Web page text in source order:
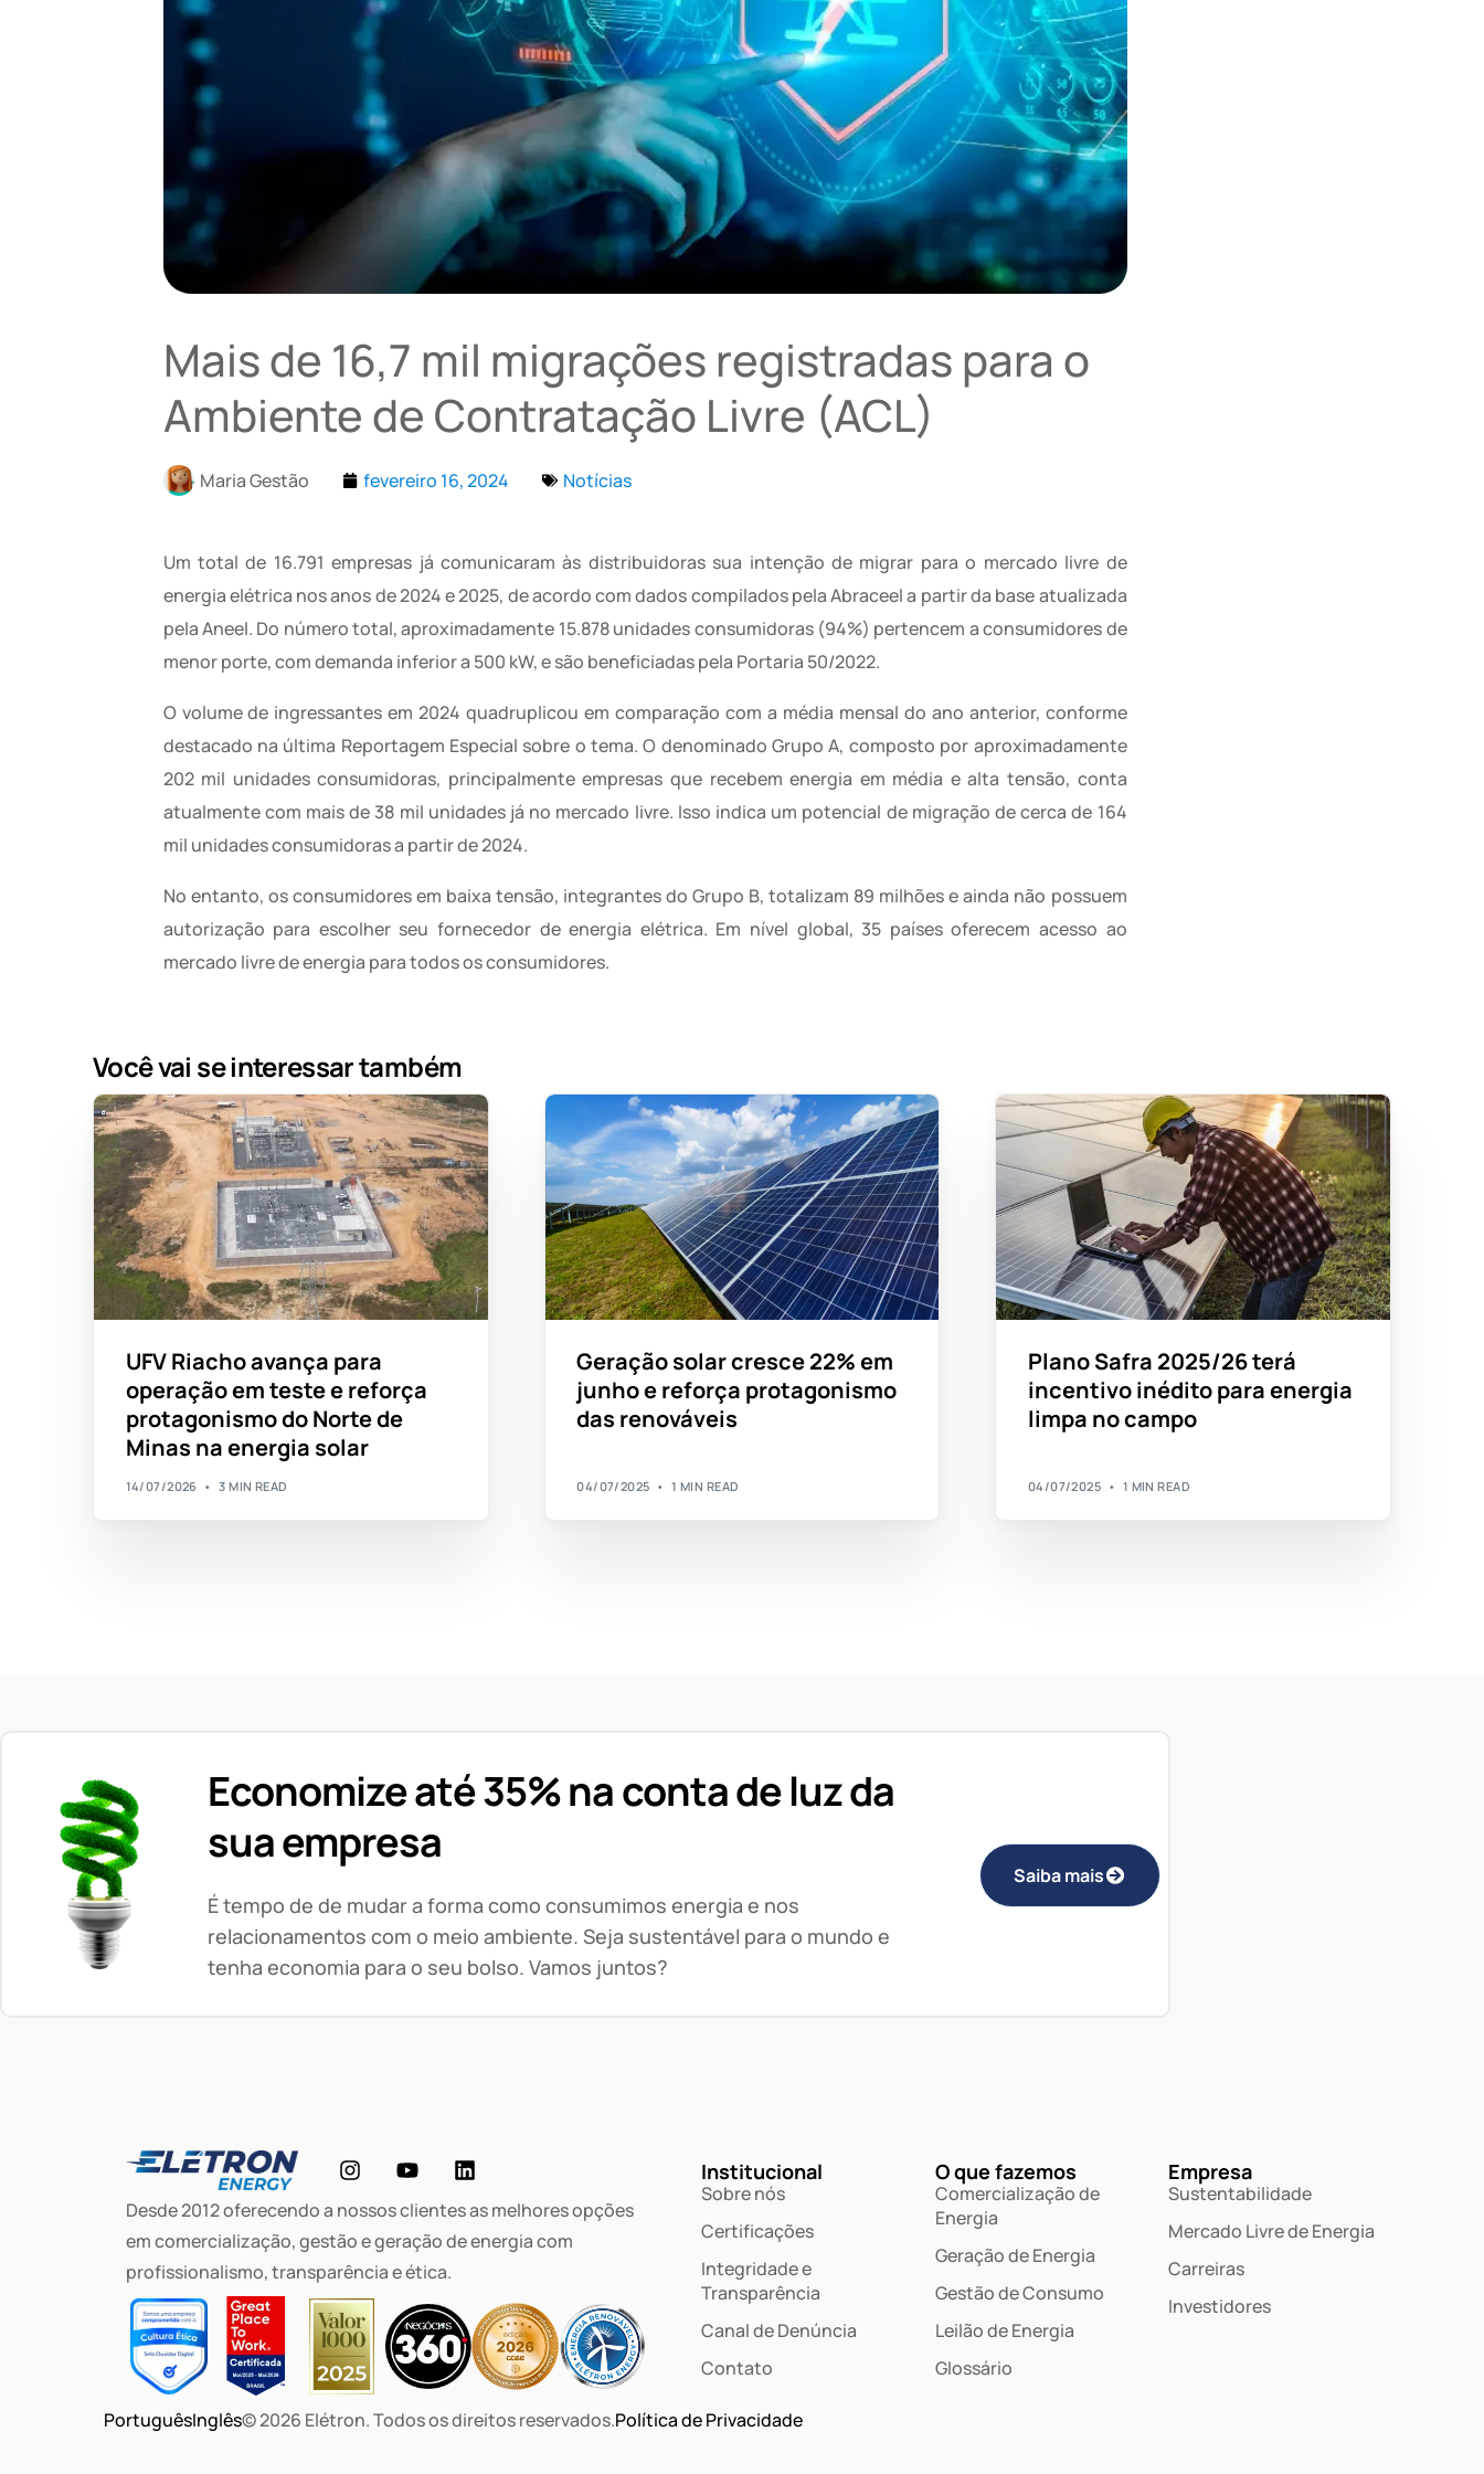
Mais de 16,7 mil migrações registradas para o
Ambiente de Contratação Livre (ACL)
Maria Gestão fevereiro 16, 2024 Notícias
Um total de 16.791 empresas já comunicaram às distribuidoras sua intenção de migrar para o mercado livre de
energia elétrica nos anos de 2024 e 2025, de acordo com dados compilados pela Abraceel a partir da base atualizada
pela Aneel. Do número total, aproximadamente 15.878 unidades consumidoras (94%) pertencem a consumidores de
menor porte, com demanda inferior a 500 kW, e são beneficiadas pela Portaria 50/2022.
O volume de ingressantes em 2024 quadruplicou em comparação com a média mensal do ano anterior, conforme
destacado na última Reportagem Especial sobre o tema. O denominado Grupo A, composto por aproximadamente
202 mil unidades consumidoras, principalmente empresas que recebem energia em média e alta tensão, conta
atualmente com mais de 38 mil unidades já no mercado livre. Isso indica um potencial de migração de cerca de 164
mil unidades consumidoras a partir de 2024.
No entanto, os consumidores em baixa tensão, integrantes do Grupo B, totalizam 89 milhões e ainda não possuem
autorização para escolher seu fornecedor de energia elétrica. Em nível global, 35 países oferecem acesso ao
mercado livre de energia para todos os consumidores.
Você vai se interessar também
UFV Riacho avança para
operação em teste e reforça
protagonismo do Norte de
Minas na energia solar
14/07/2026 3 MIN READ
Geração solar cresce 22% em
junho e reforça protagonismo
das renováveis
04/07/2025 1 MIN READ
Plano Safra 2025/26 terá
incentivo inédito para energia
limpa no campo
04/07/2025 1 MIN READ
Economize até 35% na conta de luz da
sua empresa
É tempo de de mudar a forma como consumimos energia e nos
relacionamentos com o meio ambiente. Seja sustentável para o mundo e
tenha economia para o seu bolso. Vamos juntos?
Saiba mais
Desde 2012 oferecendo a nossos clientes as melhores opções
em comercialização, gestão e geração de energia com
profissionalismo, transparência e ética.
Institucional
Sobre nós
Certificações
Integridade e
Transparência
Canal de Denúncia
Contato
O que fazemos
Comercialização de
Energia
Geração de Energia
Gestão de Consumo
Leilão de Energia
Glossário
Empresa
Sustentabilidade
Mercado Livre de Energia
Carreiras
Investidores
PortuguêsInglês© 2026 Elétron. Todos os direitos reservados.Política de Privacidade